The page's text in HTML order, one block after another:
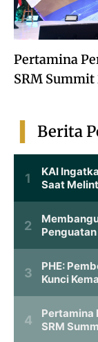
Pertamina
SRM Summit
Berita